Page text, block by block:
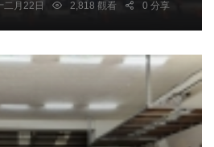
二月22日 2,818 觀看 0 分享